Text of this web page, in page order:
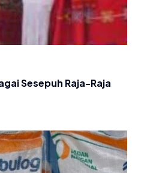
Sesepuh Raja-Raja